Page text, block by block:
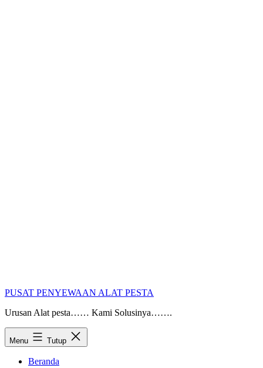
PUSAT PENYEWAAN ALAT PESTA
Urusan Alat pesta…… Kami Solusinya…….
Menu Tutup
Beranda